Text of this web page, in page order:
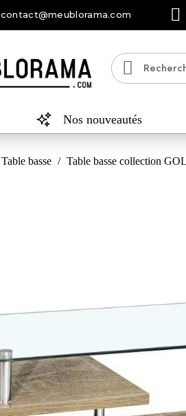
contact@meublorama.com
Nos nouveautés
Table basse Table basse collection